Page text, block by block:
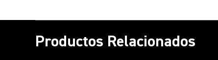
Productos Relacionados